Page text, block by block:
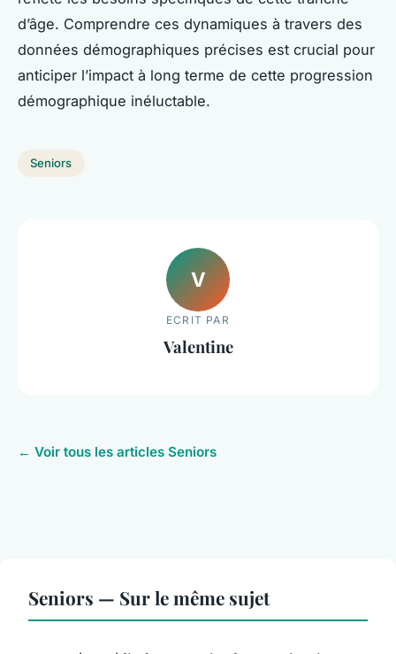
d’âge. Comprendre ces dynamiques à travers des
données démographiques précises est crucial pour
anticiper l’impact à long terme de cette progression
démographique inéluctable.
Seniors
V
ECRIT PAR
Valentine
← Voir tous les articles Seniors
Seniors — Sur le même sujet